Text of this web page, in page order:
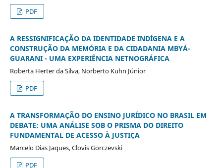
PDF
A RESSIGNIFICAÇÃO DA IDENTIDADE INDÍGENA E A
CONSTRUÇÃO DA MEMÓRIA E DA CIDADANIA MBYÁ-
GUARANI - UMA EXPERIÊNCIA NETNOGRÁFICA
Roberta Herter da Silva, Norberto Kuhn Júnior
PDF
A TRANSFORMAÇÃO DO ENSINO JURÍDICO NO BRASIL EM
DEBATE: UMA ANÁLISE SOB O PRISMA DO DIREITO
FUNDAMENTAL DE ACESSO À JUSTIÇA
Marcelo Dias Jaques, Clovis Gorczevski
PDF